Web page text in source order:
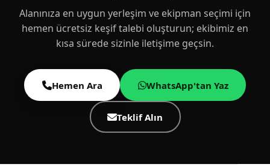
Alanınıza en uygun yerleşim ve ekipman seçimi için
hemen ücretsiz keşif talebi oluşturun; ekibimiz en
kısa sürede sizinle iletişime geçsin.
Hemen Ara WhatsApp'tan Yaz
Teklif Alın